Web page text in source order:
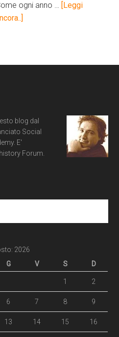
ogni anno …
[Leggi
blog dal
Social
E'
Forum.
2026
G V S D
1 2
6 7 8 9
13 14 15 16